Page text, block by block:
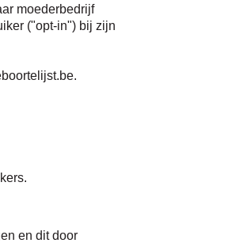
moederbedrijf
("opt-in") bij zijn
en dit door